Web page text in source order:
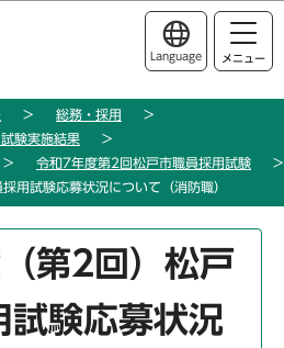
ジの本文へ移動
Language メニュー
総務・採用
験実施結果
令和7年度第2回松戸市職員採用試験
用試験応募状況について（消防職）
第2回）松戸
試験応募状況